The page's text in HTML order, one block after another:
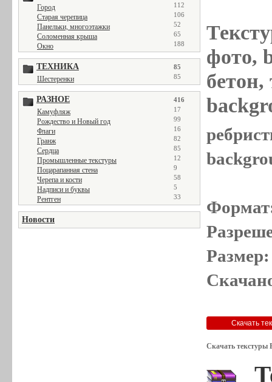
Город 112
Старая черепица 106
Панельки, многоэтажки 52
Соломенная крыша 65
Окно 188
ТЕХНИКА 85
Шестеренки 85
РАЗНОЕ 416
Камуфляж 17
Рождество и Новый год 99
Флаги 16
Гранж 82
Сердца 85
Промышленные текстуры 12
Поцарапанная стена 9
Черепа и кости 58
Надписи и буквы 5
Рентген 33
Новости
фото,
бетон,
Скачать текстуры